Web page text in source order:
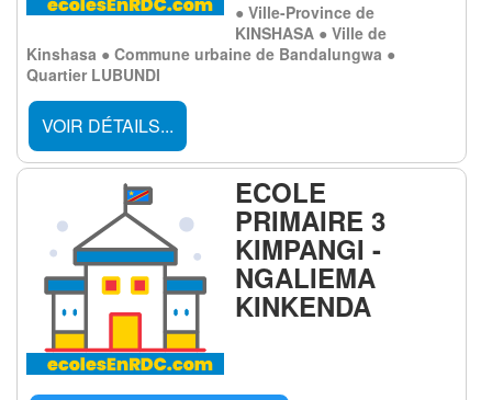
● Ville-Province de
KINSHASA ● Ville de
Kinshasa ● Commune urbaine de Bandalungwa ●
Quartier LUBUNDI
VOIR DÉTAILS...
ECOLE
PRIMAIRE 3
KIMPANGI -
NGALIEMA
KINKENDA